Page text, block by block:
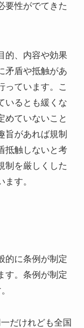
要性がでてきた
的、内容や効果
矛盾や抵触があ
っています。こ
いるとも緩くな
めていないこと
旨があれば規制
抵触しないと考
制を厳しくした
す。
的に条例が制定
す。条例が制定
だけれども全国